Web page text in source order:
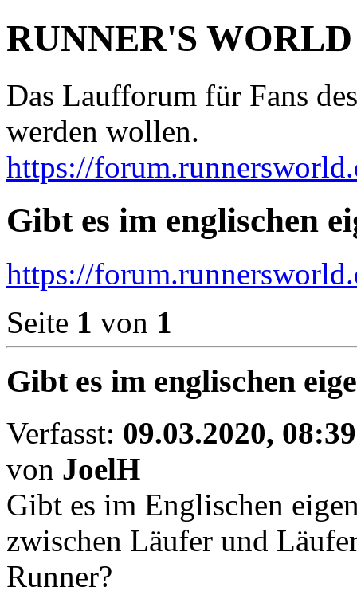
RUNNER'S WORLD
Das Laufforum für Fans
werden wollen.
https://
Gibt es im englischen
https://
Seite 1 von 1
Gibt es im englischen
Verfasst: 09.03.2020, 08:39
von JoelH
Gibt es im Englischen
zwischen Läufer und
Runner?